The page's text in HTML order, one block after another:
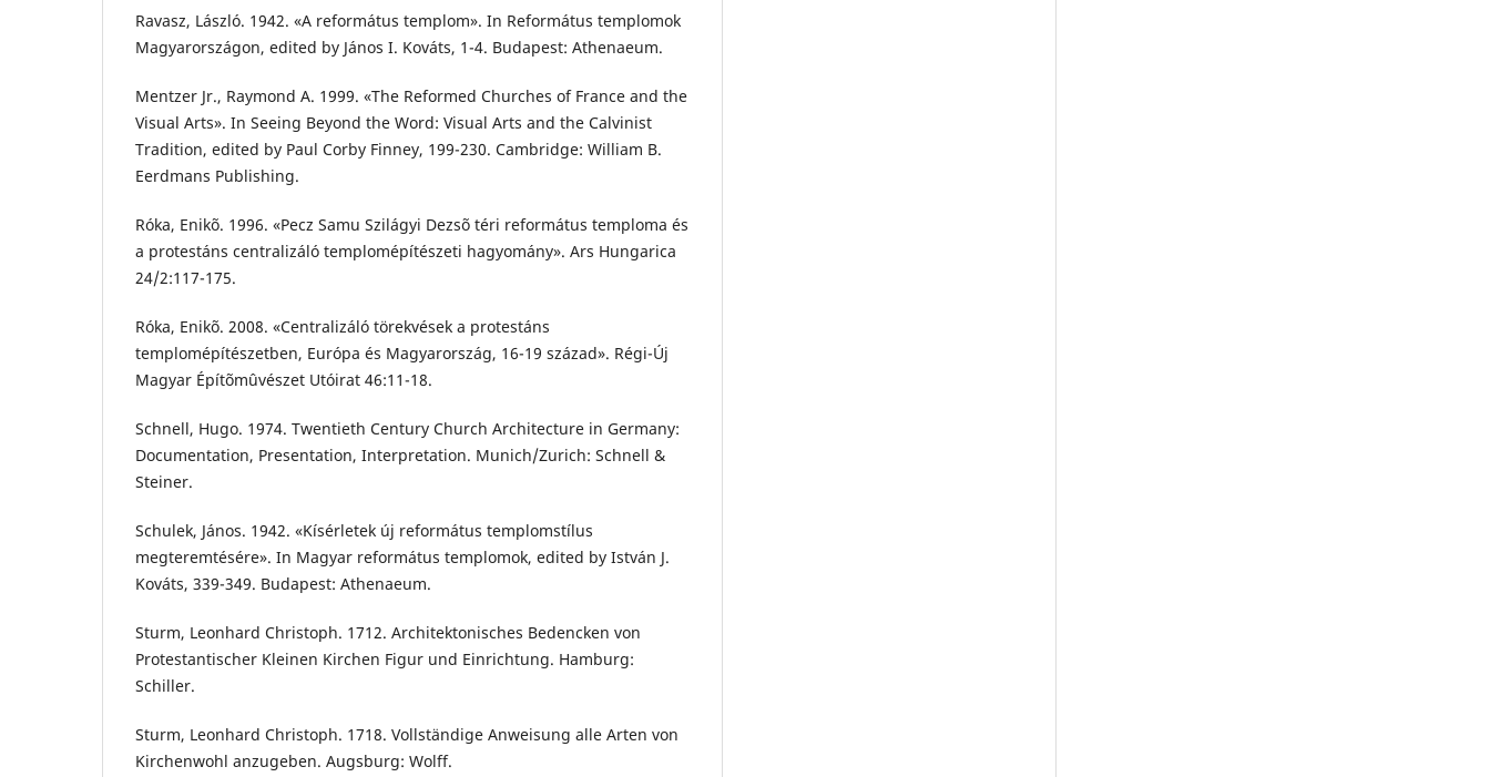
Ravasz, László. 1942. «A református templom». In Református templomok
Magyarországon, edited by János I. Kováts, 1-4. Budapest: Athenaeum.
Mentzer Jr., Raymond A. 1999. «The Reformed Churches of France and the
Visual Arts». In Seeing Beyond the Word: Visual Arts and the Calvinist
Tradition, edited by Paul Corby Finney, 199-230. Cambridge: William B.
Eerdmans Publishing.
Róka, Enikõ. 1996. «Pecz Samu Szilágyi Dezsõ téri református temploma és
a protestáns centralizáló templomépítészeti hagyomány». Ars Hungarica
24/2:117-175.
Róka, Enikõ. 2008. «Centralizáló törekvések a protestáns
templomépítészetben, Európa és Magyarország, 16-19 század». Régi-Új
Magyar Építõmûvészet Utóirat 46:11-18.
Schnell, Hugo. 1974. Twentieth Century Church Architecture in Germany:
Documentation, Presentation, Interpretation. Munich/Zurich: Schnell &
Steiner.
Schulek, János. 1942. «Kísérletek új református templomstílus
megteremtésére». In Magyar református templomok, edited by István J.
Kováts, 339-349. Budapest: Athenaeum.
Sturm, Leonhard Christoph. 1712. Architektonisches Bedencken von
Protestantischer Kleinen Kirchen Figur und Einrichtung. Hamburg:
Schiller.
Sturm, Leonhard Christoph. 1718. Vollständige Anweisung alle Arten von
Kirchenwohl anzugeben. Augsburg: Wolff.